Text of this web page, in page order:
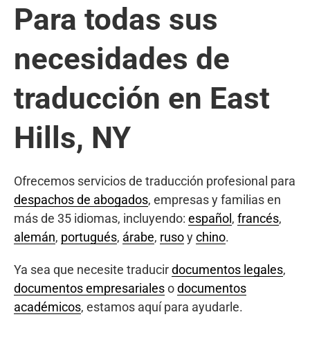
Para todas sus
necesidades de
traducción en East
Hills, NY
Ofrecemos servicios de traducción profesional para
despachos de abogados, empresas y familias en
más de 35 idiomas, incluyendo: español , francés,
alemán, portugués, árabe, rusoychino.
Ya sea que necesite traducirdocumentos legales,
documentos empresarialesodocumentos
académicos, estamos aquí para ayudarle.